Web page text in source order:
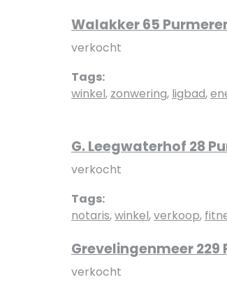
Walakker 65
verkocht
Tags:
winkel, zonwering, ligbad,
G. Leegwaterhof 28
verkocht
Tags:
notaris,winkel,verkoop,
Grevelingenmeer 229
verkocht